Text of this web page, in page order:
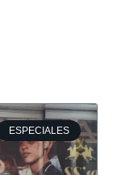
ESPECIALES